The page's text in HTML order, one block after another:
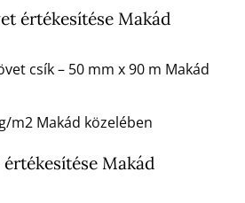
értékesítése Makád
csík – 50 mm x 90 m Makád
m2 Makád közelében
Makád